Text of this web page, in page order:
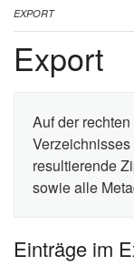
EXPORT
Export
Auf der
resultierende
sowie alle
Einträge im